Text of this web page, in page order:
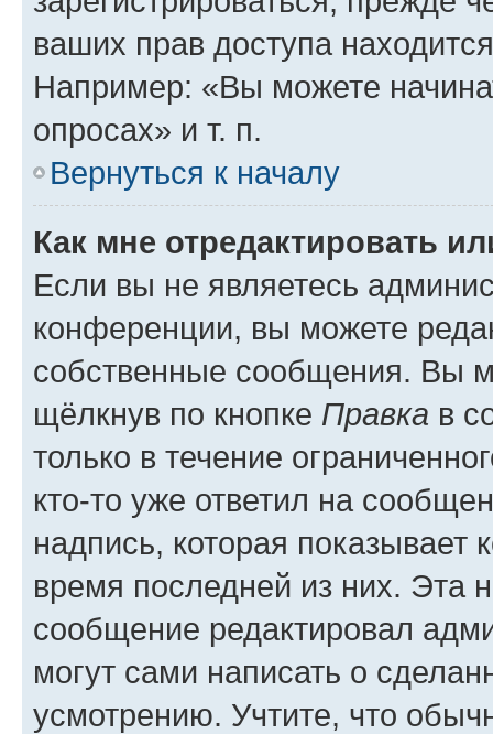
ваших прав доступа
Например: «Вы можете
опросах» и т. п.
Вернуться к началу
Как мне отредактировать
Если вы не являетесь
конференции, вы можете
собственные сообщения. Вы
щёлкнув по кнопке Правка в
только в течение
кто-то уже ответил на
надпись, которая показывает
время последней из них. Эта
сообщение редактировал
могут сами написать о
усмотрению. Учтите, что